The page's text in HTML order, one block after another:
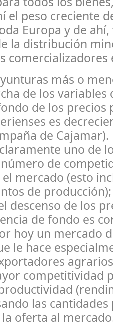
el peso creciente
Europa y de
la distribución
comercializadores
más o
de los variables
de los precios
es
de
uno de
de
mercado (esto
de
descenso de los
de fondo es
hoy un mercado
le hace
competitividad
las cantidades
oferta al